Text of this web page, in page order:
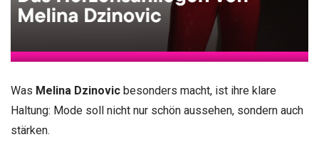
Was Melina Dzinovic besonders macht, ist ihre klare
Haltung: Mode soll nicht nur schön aussehen, sondern auch
stärken.